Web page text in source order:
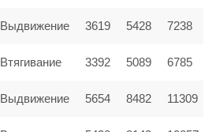
Выдвижение 3619 5428 7238
Втягивание 3392 5089 6785
Выдвижение 5654 8482 11309